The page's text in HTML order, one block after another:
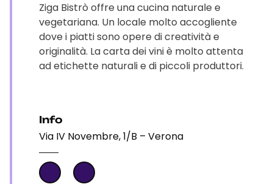
Ziga Bistrò offre una cucina naturale e
vegetariana. Un locale molto accogliente
dove i piatti sono opere di creatività e
originalità. La carta dei vini è molto attenta
ad etichette naturali e di piccoli produttori.
Info
Via IV Novembre, 1/B – Verona